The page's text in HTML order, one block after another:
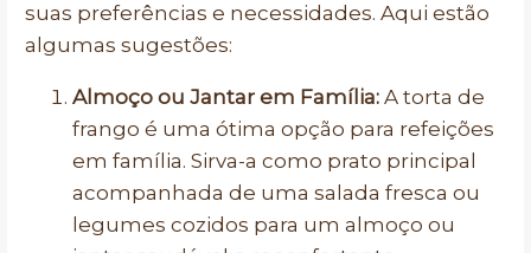
suas preferências e necessidades. Aqui estão
algumas sugestões:
Almoço ou Jantar em Família: A torta de
frango é uma ótima opção para refeições
em família. Sirva-a como prato principal
acompanhada de uma salada fresca ou
legumes cozidos para um almoço ou